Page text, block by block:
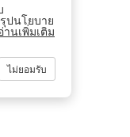
ปนโยบาย
านเพิ่มเติม
ไม่ยอมรับ